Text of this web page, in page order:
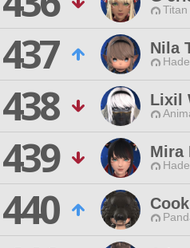
437 Nila
438 Lixil
439 Mira
440